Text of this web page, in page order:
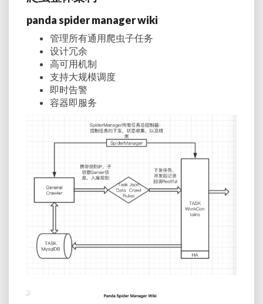
panda spider manager wiki
管理所有通用爬虫子任务
设计冗余
高可用机制
支持大规模调度
即时告警
容器即服务